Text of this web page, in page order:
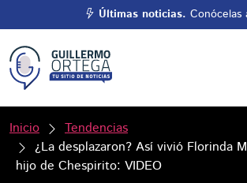
Últimas noticias. Conócelas
Inicio
Tendencias
¿La desplazaron? Así vivió Florinda
hijo de Chespirito: VIDEO